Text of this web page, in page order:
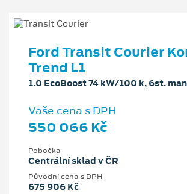
Ford Transit Courier
Trend L1
1.0 EcoBoost 74 kW/100 k, 6st.
Vaše cena s DPH
550 066 Kč
Pobočka
Centrální sklad v ČR
Původní cena s DPH
675 906 Kč